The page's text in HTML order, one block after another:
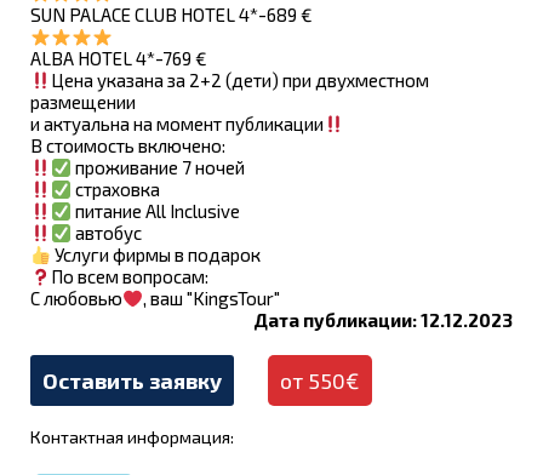
SUN PALACE CLUB HOTEL 4*-689 €
ALBA HOTEL 4*-769 €
Цена указана за 2+2 (дети) при двухместном
размещении
и актуальна на момент публикации
В стоимость включено:
проживание 7 ночей
страховка
питание All Inclusive
автобус
Услуги фирмы в подарок
По всем вопросам:
С любовью
, ваш "KingsTour"
Дата публикации: 12.12.2023
Оставить заявку от 550€
Контактная информация: